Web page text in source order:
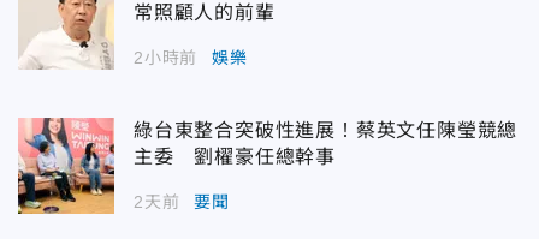
常照顧人的前輩
2小時前 娛樂
綠台東整合突破性進展！蔡英文任陳瑩競總
主委 劉櫂豪任總幹事
2天前 要聞